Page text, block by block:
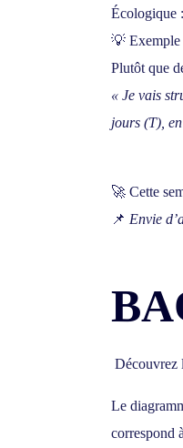
Écologique
💡
Plutôt que
« Je vais
jours (T),
🚀 Cette
📌 Envie
Découvrez
Le
correspond